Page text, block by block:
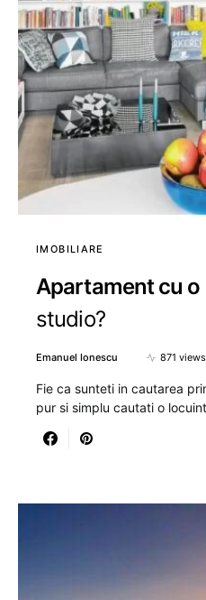
IMOBILIARE
Apartament cu o
studio?
Emanuel Ionescu 871 views
Fie ca sunteti in cautarea
pur si simplu cautati o